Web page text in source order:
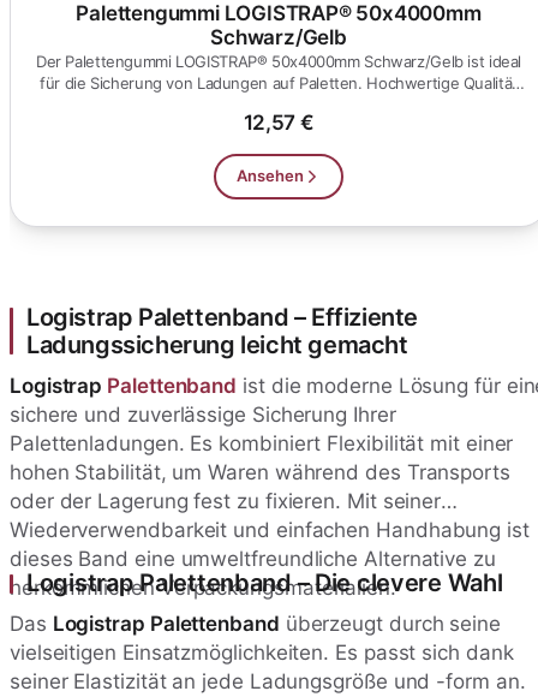
Palettengummi LOGISTRAP® 50x4000mm
Schwarz/Gelb
Der Palettengummi LOGISTRAP® 50x4000mm Schwarz/Gelb ist ideal
für die Sicherung von Ladungen auf Paletten. Hochwertige Qualität
12,57 €
Ansehen
Logistrap Palettenband – Effiziente
Ladungssicherung leicht gemacht
Logistrap Palettenband ist die moderne Lösung für
sichere und zuverlässige Sicherung Ihrer
Palettenladungen. Es kombiniert Flexibilität mit einer
hohen Stabilität, um Waren während des Transports
oder der Lagerung fest zu fixieren. Mit seiner
Wiederverwendbarkeit und einfachen Handhabung ist
dieses Band eine umweltfreundliche Alternative zu
herkömmlichen Verpackungsmaterialien.
Logistrap Palettenband – Die clevere Wahl
Das Logistrap Palettenband überzeugt durch seine
vielseitigen Einsatzmöglichkeiten. Es passt sich dank
seiner Elastizität an jede Ladungsgröße und -form an.